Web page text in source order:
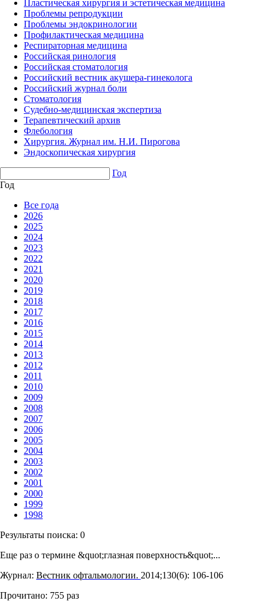
Пластическая хирургия и эстетическая медицина
Проблемы репродукции
Проблемы эндокринологии
Профилактическая медицина
Респираторная медицина
Российская ринология
Российская стоматология
Российский вестник акушера-гинеколога
Российский журнал боли
Стоматология
Судебно-медицинская экспертиза
Терапевтический архив
Флебология
Хирургия. Журнал им. Н.И. Пирогова
Эндоскопическая хирургия
Год
Год
Все года
2026
2025
2024
2023
2022
2021
2020
2019
2018
2017
2016
2015
2014
2013
2012
2011
2010
2009
2008
2007
2006
2005
2004
2003
2002
2001
2000
1999
1998
Результаты поиска: 0
Еще раз о термине &quot;глазная поверхность&quot;...
Журнал: Вестник офтальмологии. 2014;130(6): 106‑106
Прочитано: 755 раз